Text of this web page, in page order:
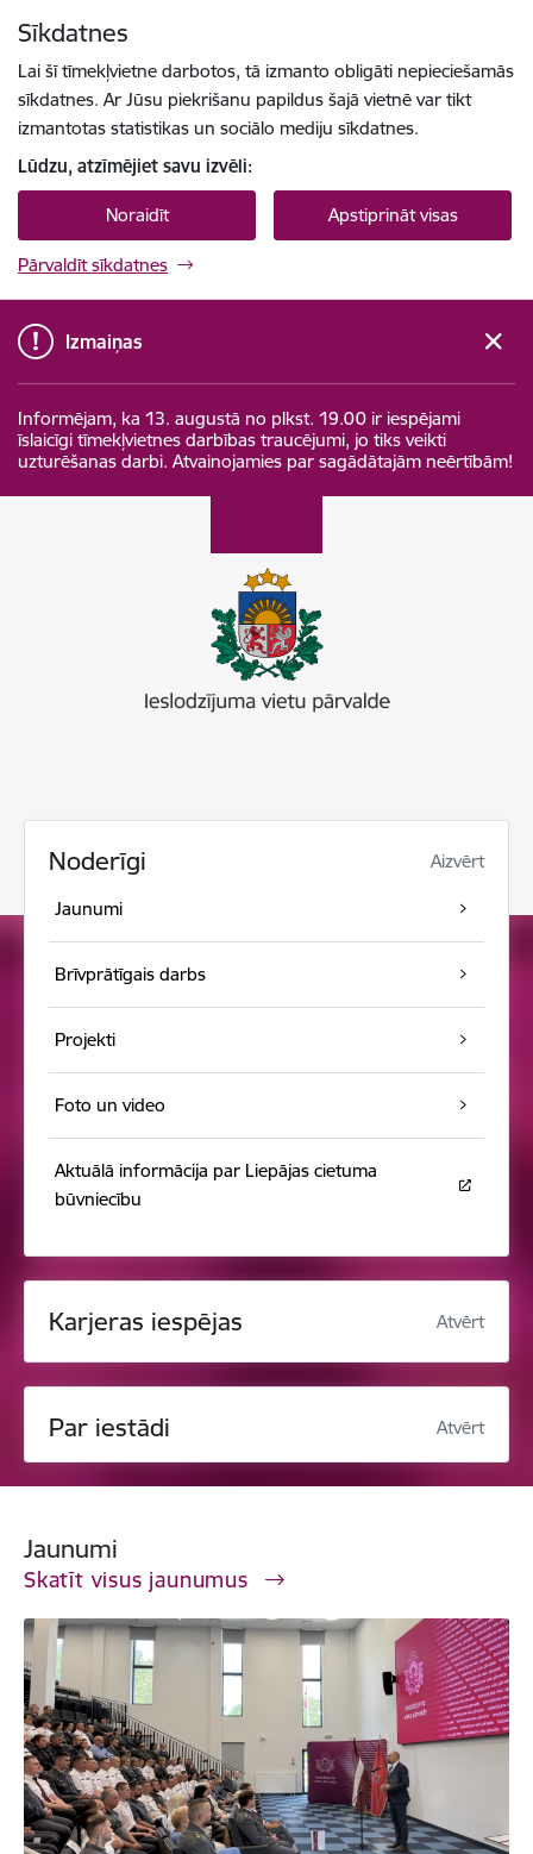
Sīkdatnes
Lai šī tīmekļvietne darbotos, tā izmanto obligāti nepieciešamās
sīkdatnes. Ar Jūsu piekrišanu papildus šajā vietnē var tikt
izmantotas statistikas un sociālo mediju sīkdatnes.
Lūdzu, atzīmējiet savu izvēli:
Noraidīt Apstiprināt visas
Pārvaldīt sīkdatnes
Izmaiņas
Informējam, ka 13. augustā no plkst. 19.00 ir iespējami
īslaicīgi tīmekļvietnes darbības traucējumi, jo tiks veikti
uzturēšanas darbi. Atvainojamies par sagādātajām neērtībām!
Noderīgi Aizvērt
Jaunumi
Brīvprātīgais darbs
Projekti
Foto un video
Aktuālā informācija par Liepājas cietuma
būvniecību
Karjeras iespējas Atvērt
Par iestādi Atvērt
Jaunumi
Skatīt visus jaunumus